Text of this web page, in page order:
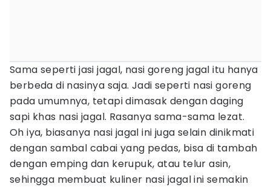
Sama seperti jasi jagal, nasi goreng jagal itu hanya
berbeda di nasinya saja. Jadi seperti nasi goreng
pada umumnya, tetapi dimasak dengan daging
sapi khas nasi jagal. Rasanya sama-sama lezat.
Oh iya, biasanya nasi jagal ini juga selain dinikmati
dengan sambal cabai yang pedas, bisa di tambah
dengan emping dan kerupuk, atau telur asin,
sehingga membuat kuliner nasi jagal ini semakin